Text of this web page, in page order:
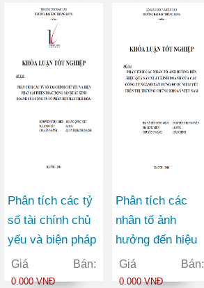
Thiên Phú
Phân tích các tỷ
số tài chính chủ
yếu và biện pháp
cải thiện hoạt
động sản xuất
Giá Bán:
0.000 VNĐ
Phân tích các
nhân tố ảnh
hưởng đến hiệu
quả sản xuất kinh
doanh của các
Giá Bán:
0.000 VNĐ